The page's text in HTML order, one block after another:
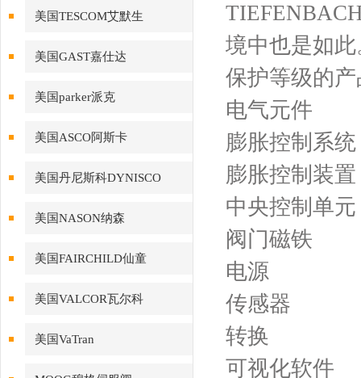
美国TESCOM艾默生
美国GAST嘉仕达
美国parker派克
美国ASCO阿斯卡
美国丹尼斯科DYNISCO
美国NASON纳森
美国FAIRCHILD仙童
美国VALCOR瓦尔科
美国VaTran
境中也是如
保护等级的
电气元件
膨胀控制系统
膨胀控制装置
中央控制单元
阀门磁铁
电源
传感器
转换
可视化软件